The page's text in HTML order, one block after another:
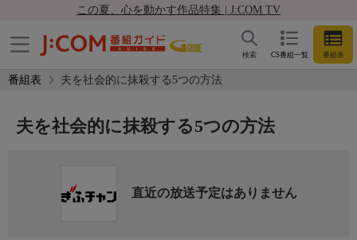
この夏、心を動かす作品特集 | J:COM TV
CS番組一覧 番組表
検索
番組表 夫を社会的に抹殺する5つの方法
夫を社会的に抹殺する5つの方法
直近の放送予定はありません